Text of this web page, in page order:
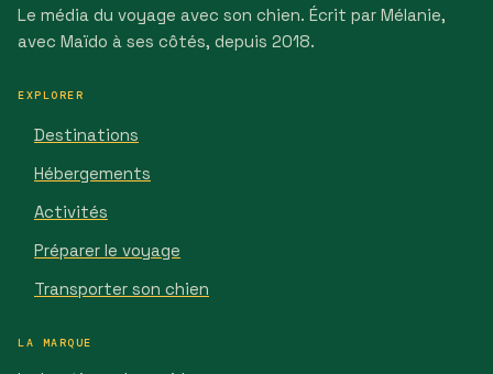
Le média du voyage avec son chien. Écrit par Mélanie,
avec Maïdo à ses côtés, depuis 2018.
EXPLORER
Destinations
Hébergements
Activités
Préparer le voyage
Transporter son chien
LA MARQUE